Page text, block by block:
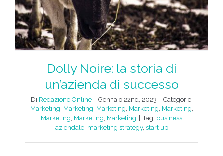
Dolly Noire: la storia di
un’azienda di successo
Di Redazione Online | Gennaio 22nd, 2023 | Categorie:
Marketing Marketing Marketing Marketing Marketing
Marketing Marketing Marketing | Tag: business
aziendale, marketing strategy, start up